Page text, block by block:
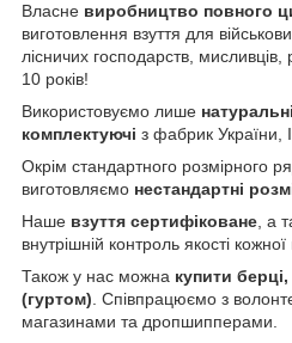
Власне виробництво повного
виготовлення взуття для
лісничих господарств,
10 років!
Використовуємо лише
комплектуючі з фабрик України,
Окрім стандартного розмірного
виготовляємо нестандартні
Наше взуття сертифіковане, а
внутрішній контроль якості
Також у нас можна купити
(гуртом). Співпрацюємо з
магазинами та дропшипперами.